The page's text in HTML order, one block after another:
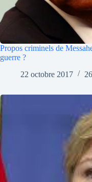
Propos criminels de
guerre ?
22 octobre 2017